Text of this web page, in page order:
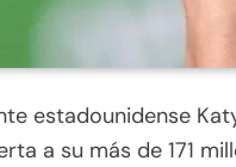
estadounidense
a su más de 171